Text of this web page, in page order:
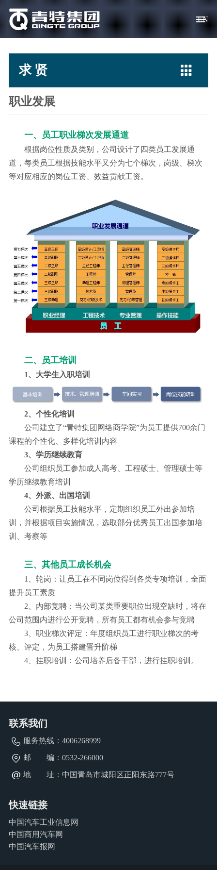
EN
青 特
集团领导
资料下载
智造
专用汽车
车桥零部件
创 新
创新体系
科技基地
营 销
客户服务
求 贤
社会招聘
员工关爱
常见问题
简历投递
求 贤 
职业发展
一、员工职业梯次发展通道
根据岗位性质及类别，公司设计了四类员工发展通
道，每类员工根据技能水平又分为七个梯次，岗级、梯次
等对应相应的岗位工资、效益贡献工资。
二、员工培训
1、大学生入职培训
2、个性化培训
公司建立了“青特集团网络商学院”为员工提供700余门
课程的个性化、多样化培训内容
3、学历继续教育
公司组织员工参加成人高考、工程硕士、管理硕士等
学历继续教育培训
4、外派、出国培训
公司根据员工技能水平，定期组织员工外出参加培
训，并根据项目实施情况，选取部分优秀员工出国参加培
训、考察等
三、其他员工成长机会
1、轮岗：让员工在不同岗位得到各类专项培训，全面
提升员工素质
2、内部竞聘：当公司某类重要职位出现空缺时，将在
公司范围内进行公开竞聘，所有员工都有机会参与竞聘
3、职业梯次评定：年度组织员工进行职业梯次的考
核、评定，为员工搭建晋升阶梯
4、挂职培训：公司培养后备干部，进行挂职培训。
联系我们
服务热线： 4006268999
邮 编：0532-266000
地 址：中国青岛市城阳区正阳东路777号
快速链接
中国汽车工业信息网
中国商用汽车网
中国汽车报网